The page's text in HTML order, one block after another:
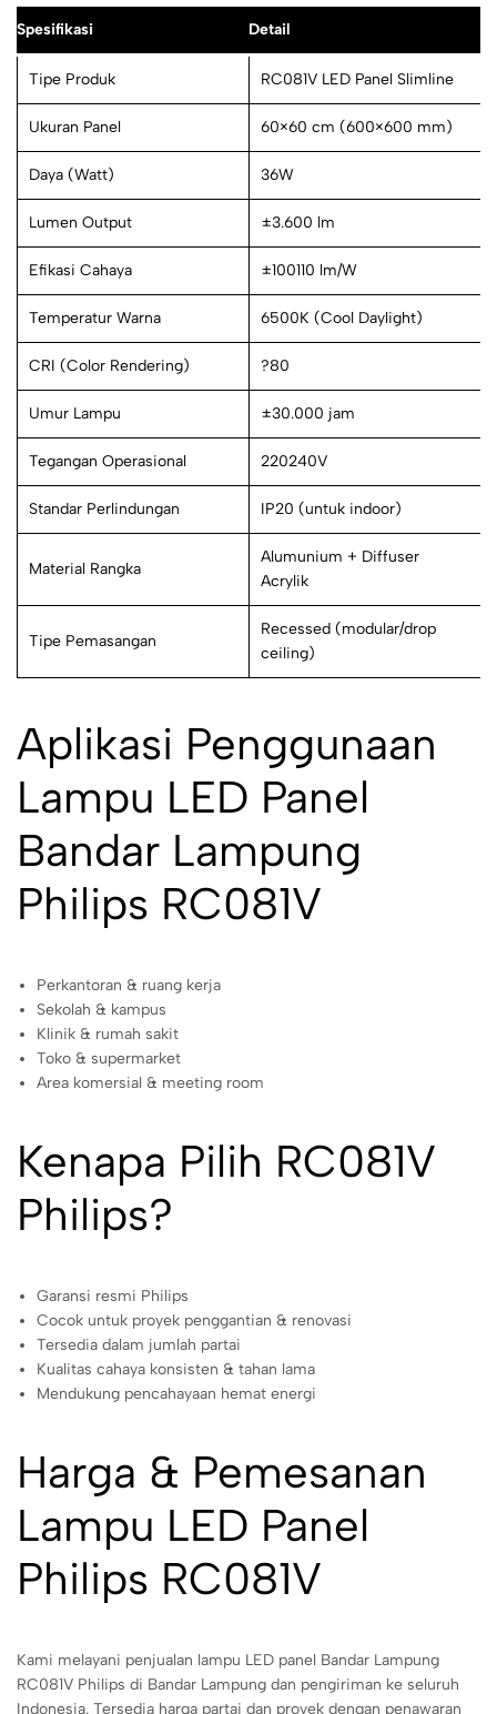
Spesifikasi Detail
Tipe Produk RC081V LED Panel Slimline
Ukuran Panel 60×60 cm (600×600 mm)
Daya (Watt) 36W
Lumen Output ±3.600 lm
Efikasi Cahaya ±100110 lm/W
Temperatur Warna 6500K (Cool Daylight)
CRI (Color Rendering) ?80
Umur Lampu ±30.000 jam
Tegangan Operasional 220240V
Standar Perlindungan IP20 (untuk indoor)
Material Rangka
Alumunium + Diffuser
Acrylik
Tipe Pemasangan
Recessed (modular/drop
ceiling)
Aplikasi Penggunaan
Lampu LED Panel
Bandar Lampung
Philips RC081V
Perkantoran & ruang kerja
Sekolah & kampus
Klinik & rumah sakit
Toko & supermarket
Area komersial & meeting room
Kenapa Pilih RC081V
Philips?
Garansi resmi Philips
Cocok untuk proyek penggantian & renovasi
Tersedia dalam jumlah partai
Kualitas cahaya konsisten & tahan lama
Mendukung pencahayaan hemat energi
Harga & Pemesanan
Lampu LED Panel
Philips RC081V
Kami melayani penjualan lampu LED panel Bandar Lampung
RC081V Philips di Bandar Lampung dan pengiriman ke seluruh
Indonesia. Tersedia harga partai dan proyek dengan penawaran